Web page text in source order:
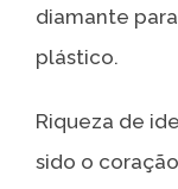
diamante
plástico.
Riqueza de
sido o